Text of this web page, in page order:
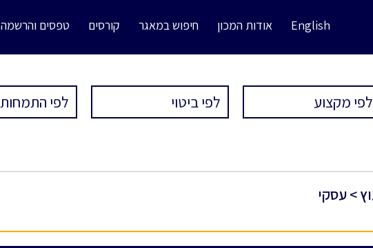
English אודות המכון חיפוש במאגר קורסים טפסים והרשמה
> עסקי